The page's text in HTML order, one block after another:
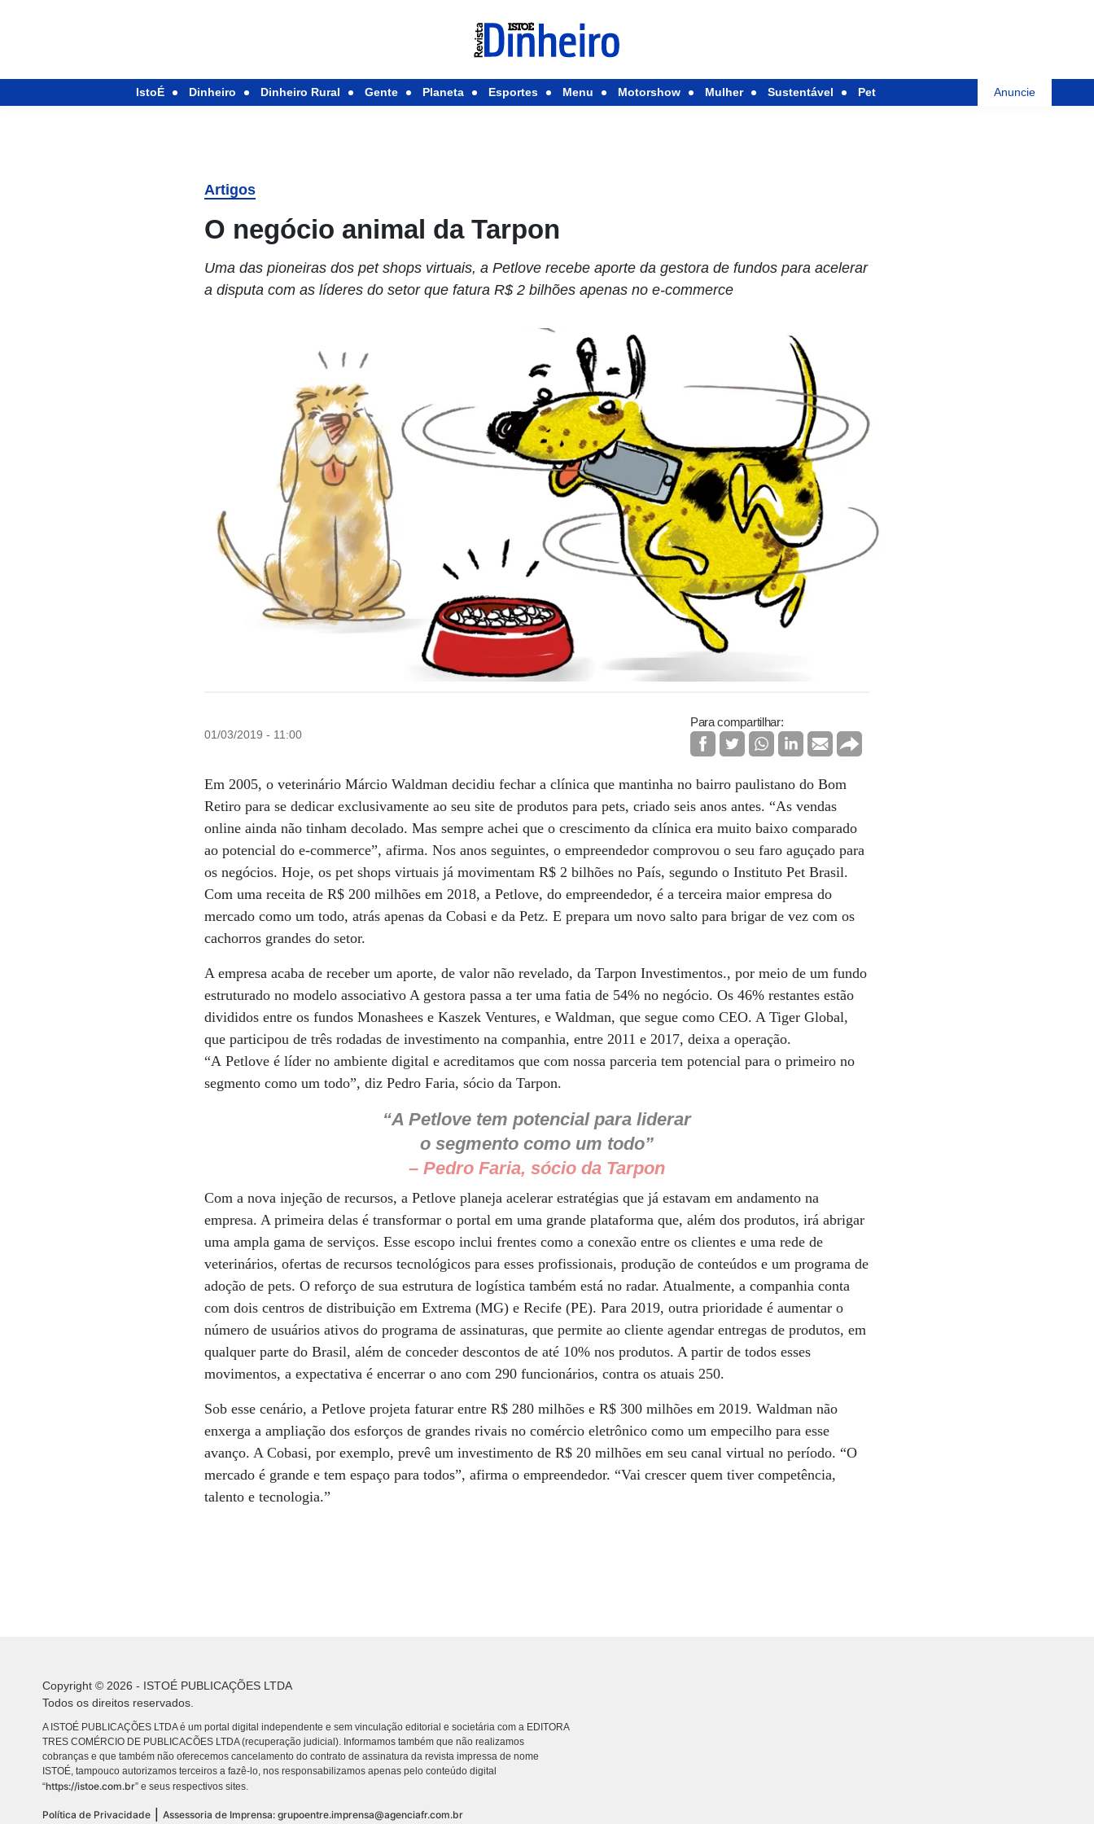
IstoÉ Dinheiro Dinheiro Rural Gente Planeta Esportes Menu Motorshow Mulher Sustentável Pet Anuncie
Artigos
O negócio animal da Tarpon
Uma das pioneiras dos pet shops virtuais, a Petlove recebe aporte da gestora de fundos para acelerar
a disputa com as líderes do setor que fatura R$ 2 bilhões apenas no e-commerce
01/03/2019 - 11:00
Para compartilhar:
Em 2005, o veterinário Márcio Waldman decidiu fechar a clínica que mantinha no bairro paulistano do Bom
Retiro para se dedicar exclusivamente ao seu site de produtos para pets, criado seis anos antes. “As vendas
online ainda não tinham decolado. Mas sempre achei que o crescimento da clínica era muito baixo comparado
ao potencial do e-commerce”, afirma. Nos anos seguintes, o empreendedor comprovou o seu faro aguçado para
os negócios. Hoje, os pet shops virtuais já movimentam R$ 2 bilhões no País, segundo o Instituto Pet Brasil.
Com uma receita de R$ 200 milhões em 2018, a Petlove, do empreendedor, é a terceira maior empresa do
mercado como um todo, atrás apenas da Cobasi e da Petz. E prepara um novo salto para brigar de vez com os
cachorros grandes do setor.
A empresa acaba de receber um aporte, de valor não revelado, da Tarpon Investimentos., por meio de um fundo
estruturado no modelo associativo A gestora passa a ter uma fatia de 54% no negócio. Os 46% restantes estão
divididos entre os fundos Monashees e Kaszek Ventures, e Waldman, que segue como CEO. A Tiger Global,
que participou de três rodadas de investimento na companhia, entre 2011 e 2017, deixa a operação.
“A Petlove é líder no ambiente digital e acreditamos que com nossa parceria tem potencial para o primeiro no
segmento como um todo”, diz Pedro Faria, sócio da Tarpon.
“A Petlove tem potencial para liderar
o segmento como um todo”
– Pedro Faria, sócio da Tarpon
Com a nova injeção de recursos, a Petlove planeja acelerar estratégias que já estavam em andamento na
empresa. A primeira delas é transformar o portal em uma grande plataforma que, além dos produtos, irá abrigar
uma ampla gama de serviços. Esse escopo inclui frentes como a conexão entre os clientes e uma rede de
veterinários, ofertas de recursos tecnológicos para esses profissionais, produção de conteúdos e um programa de
adoção de pets. O reforço de sua estrutura de logística também está no radar. Atualmente, a companhia conta
com dois centros de distribuição em Extrema (MG) e Recife (PE). Para 2019, outra prioridade é aumentar o
número de usuários ativos do programa de assinaturas, que permite ao cliente agendar entregas de produtos, em
qualquer parte do Brasil, além de conceder descontos de até 10% nos produtos. A partir de todos esses
movimentos, a expectativa é encerrar o ano com 290 funcionários, contra os atuais 250.
Sob esse cenário, a Petlove projeta faturar entre R$ 280 milhões e R$ 300 milhões em 2019. Waldman não
enxerga a ampliação dos esforços de grandes rivais no comércio eletrônico como um empecilho para esse
avanço. A Cobasi, por exemplo, prevê um investimento de R$ 20 milhões em seu canal virtual no período. “O
mercado é grande e tem espaço para todos”, afirma o empreendedor. “Vai crescer quem tiver competência,
talento e tecnologia.”
Copyright © 2026 - ISTOÉ PUBLICAÇÕES LTDA
Todos os direitos reservados.
A ISTOÉ PUBLICAÇÕES LTDA é um portal digital independente e sem vinculação editorial e societária com a EDITORA
TRES COMÉRCIO DE PUBLICACÕES LTDA (recuperação judicial). Informamos também que não realizamos
cobranças e que também não oferecemos cancelamento do contrato de assinatura da revista impressa de nome
ISTOÉ, tampouco autorizamos terceiros a fazê-lo, nos responsabilizamos apenas pelo conteúdo digital
“https://istoe.com.br” e seus respectivos sites.
Política de Privacidade Assessoria de Imprensa: grupoentre.imprensa@agenciafr.com.br